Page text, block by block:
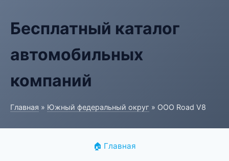
Бесплатный каталог
автомобильных
компаний
Главная » Южный федеральный округ » ООО Road V8
🏠 Главная